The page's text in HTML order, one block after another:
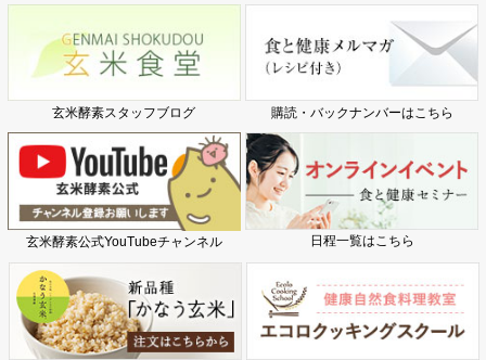
玄米酵素スタッフブログ 購読・バックナンバーはこちら
玄米酵素公式YouTubeチャンネル 日程一覧はこちら